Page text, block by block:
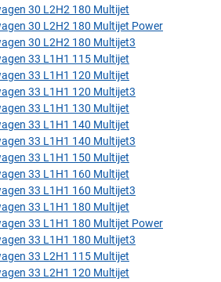
30 L2H2 180 Multijet
30 L2H2 180 Multijet Power
30 L2H2 180 Multijet3
33 L1H1 115 Multijet
33 L1H1 120 Multijet
33 L1H1 120 Multijet3
33 L1H1 130 Multijet
33 L1H1 140 Multijet
33 L1H1 140 Multijet3
33 L1H1 150 Multijet
33 L1H1 160 Multijet
33 L1H1 160 Multijet3
33 L1H1 180 Multijet
33 L1H1 180 Multijet Power
33 L1H1 180 Multijet3
33 L2H1 115 Multijet
33 L2H1 120 Multijet